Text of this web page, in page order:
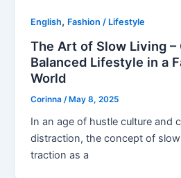
English, Fashion / Lifestyle
The Art of Slow Living –
Balanced Lifestyle in a
World
Corinna /May 8, 2025
In an age of hustle culture and
distraction, the concept of
traction as a